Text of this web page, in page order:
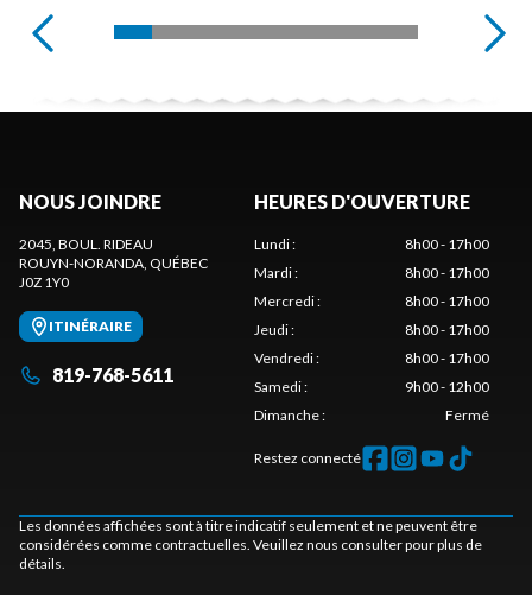
NOUS JOINDRE
2045, BOUL. RIDEAU
ROUYN-NORANDA, QUÉBEC
J0Z 1Y0
ITINÉRAIRE
819-768-5611
HEURES D'OUVERTURE
Lundi:
8h00 - 17h00
Mardi:
8h00 - 17h00
Mercredi:
8h00 - 17h00
Jeudi:
8h00 - 17h00
Vendredi:
8h00 - 17h00
Samedi:
9h00 - 12h00
Dimanche: Fermé
Restez connecté
Les données affichées sont à titre indicatif seulement et ne peuvent être
considérées comme contractuelles. Veuillez nous consulter pour plus de
détails.